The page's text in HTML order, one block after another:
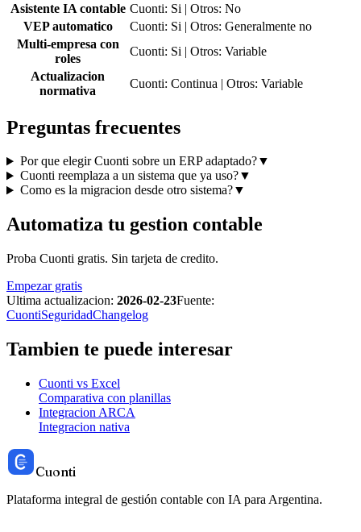
Asistente IA contable Cuonti: Si | Otros: No
VEP automatico
Cuonti: Si | Otros: Generalmente no
Multi-empresa con
roles
Cuonti: Si | Otros: Variable
Actualizacion
normativa
Cuonti: Continua | Otros: Variable
Preguntas frecuentes
Por que elegir Cuonti sobre un ERP adaptado?▼
Cuonti reemplaza a un sistema que ya uso?▼
Como es la migracion desde otro sistema?▼
Automatiza tu gestion contable
Proba Cuonti gratis. Sin tarjeta de credito.
Empezar gratis
Ultima actualizacion: 2026-02-23Fuente:
CuontiSeguridadChangelog
Tambien te puede interesar
Cuonti vs Excel
Comparativa con planillas
Integracion ARCA
Integracion nativa
Cuonti
Plataforma integral de gestión contable con IA para Argentina.